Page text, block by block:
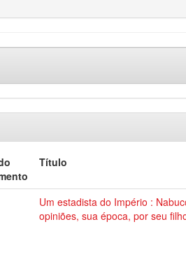
Título
Um estadista do Império :
opiniões, sua época, por seu